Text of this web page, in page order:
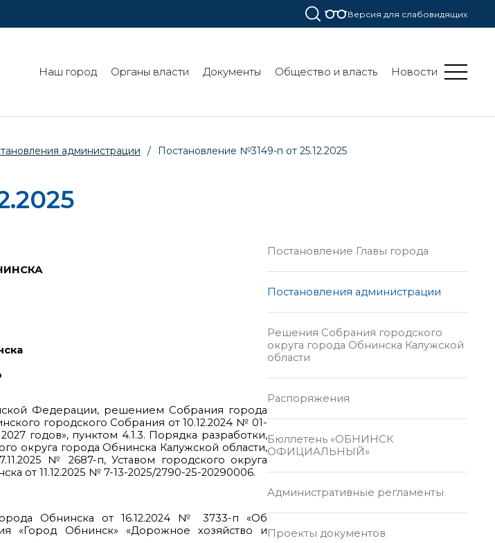
Версия для слабовидящих
Наш город Органы власти Документы Общество и власть Новости
администрации / Постановление №3149-п от 25.12.2025
Федерации, решением Собрания города
городского Собрания от 10.12.2024 № 01-
годов», пунктом 4.1.3. Порядка разработки,
округа города Обнинска Калужской области,
№ 2687-п, Уставом городского округа
от 11.12.2025 № 7-13-2025/2790-25-20290006.
Обнинска от 16.12.2024 № 3733-п «Об
«Город Обнинск» «Дорожное хозяйство и
Постановление Главы города
Постановления администрации
Решения Собрания городского
округа города Обнинска Калужской
области
Распоряжения
Бюллетень «ОБНИНСК
ОФИЦИАЛЬНЫЙ»
Административные регламенты
Проекты документов